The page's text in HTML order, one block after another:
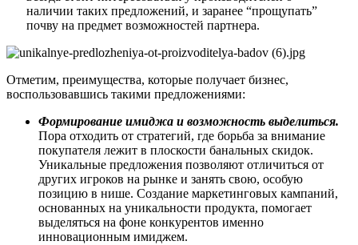
наличии таких предложений, и заранее “прощупать”
почву на предмет возможностей партнера.
Отметим, преимущества, которые получает бизнес,
воспользовавшись такими предложениями:
Формирование имиджа и возможность выделиться.
Пора отходить от стратегий, где борьба за внимание
покупателя лежит в плоскости банальных скидок.
Уникальные предложения позволяют отличиться от
других игроков на рынке и занять свою, особую
позицию в нише. Создание маркетинговых кампаний,
основанных на уникальности продукта, помогает
выделяться на фоне конкурентов именно
инновационным имиджем.